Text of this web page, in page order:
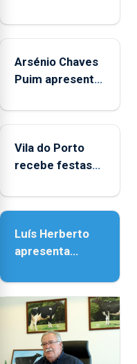
Arsénio Chaves
Puim apresenta
Biblioteca de
Vila do Porto
recebe festas
Nossa Senhora
Luís Herberto
apresenta
Paisagem’